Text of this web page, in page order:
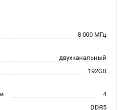
8 000 МГц
двухканальный
192GB
4
DDR5